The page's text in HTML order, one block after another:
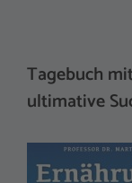
Tagebuch
ultimative